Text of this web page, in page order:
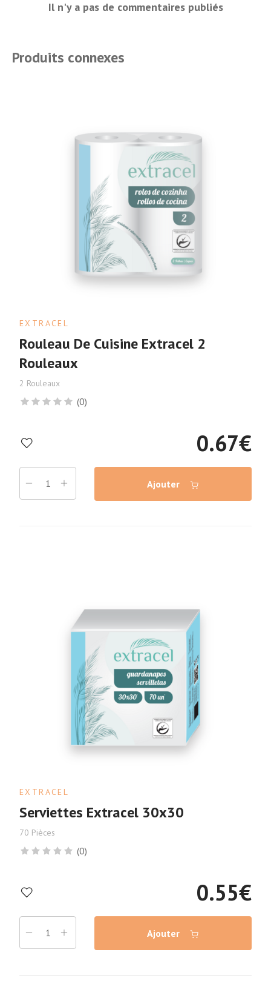
Il n'y a pas de commentaires publiés
Produits connexes
EXTRACEL
Rouleau De Cuisine Extracel 2
Rouleaux
2 Rouleaux
(0)
0.67€
Ajouter
EXTRACEL
Serviettes Extracel 30x30
70 Pièces
(0)
0.55€
Ajouter